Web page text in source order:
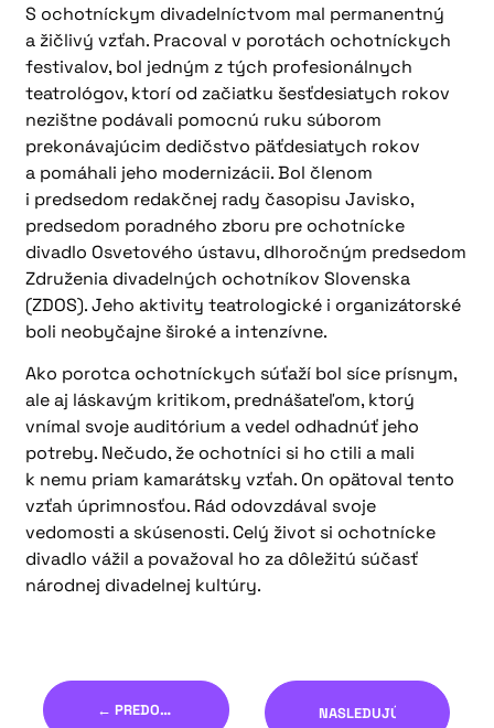
S ochotníckym divadelníctvom mal permanentný
a žičlivý vzťah. Pracoval v porotách ochotníckych
festivalov, bol jedným z tých profesionálnych
teatrológov, ktorí od začiatku šesťdesiatych rokov
nezištne podávali pomocnú ruku súborom
prekonávajúcim dedičstvo päťdesiatych rokov
a pomáhali jeho modernizácii. Bol členom
i predsedom redakčnej rady časopisu Javisko,
predsedom poradného zboru pre ochotnícke
divadlo Osvetového ústavu, dlhoročným predsedom
Združenia divadelných ochotníkov Slovenska
(ZDOS). Jeho aktivity teatrologické i organizátorské
boli neobyčajne široké a intenzívne.
Ako porotca ochotníckych súťaží bol síce prísnym,
ale aj láskavým kritikom, prednášateľom, ktorý
vnímal svoje auditórium a vedel odhadnúť jeho
potreby. Nečudo, že ochotníci si ho ctili a mali
k nemu priam kamarátsky vzťah. On opätoval tento
vzťah úprimnosťou. Rád odovzdával svoje
vedomosti a skúsenosti. Celý život si ochotnícke
divadlo vážil a považoval ho za dôležitú súčasť
národnej divadelnej kultúry.
← PREDOŠLÝ NASLEDUJÚCI →